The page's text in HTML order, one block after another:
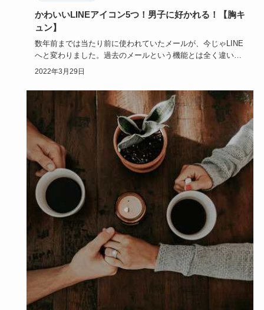
かわいいLINEアイコン5つ！男子に好かれる！【胸キ
ュン】
数年前までは当たり前に使われていたメールが、今じゃLINE
へと変わりました。過去のメールという機能とは全く違い、
かわいいデ…
2022年3月29日